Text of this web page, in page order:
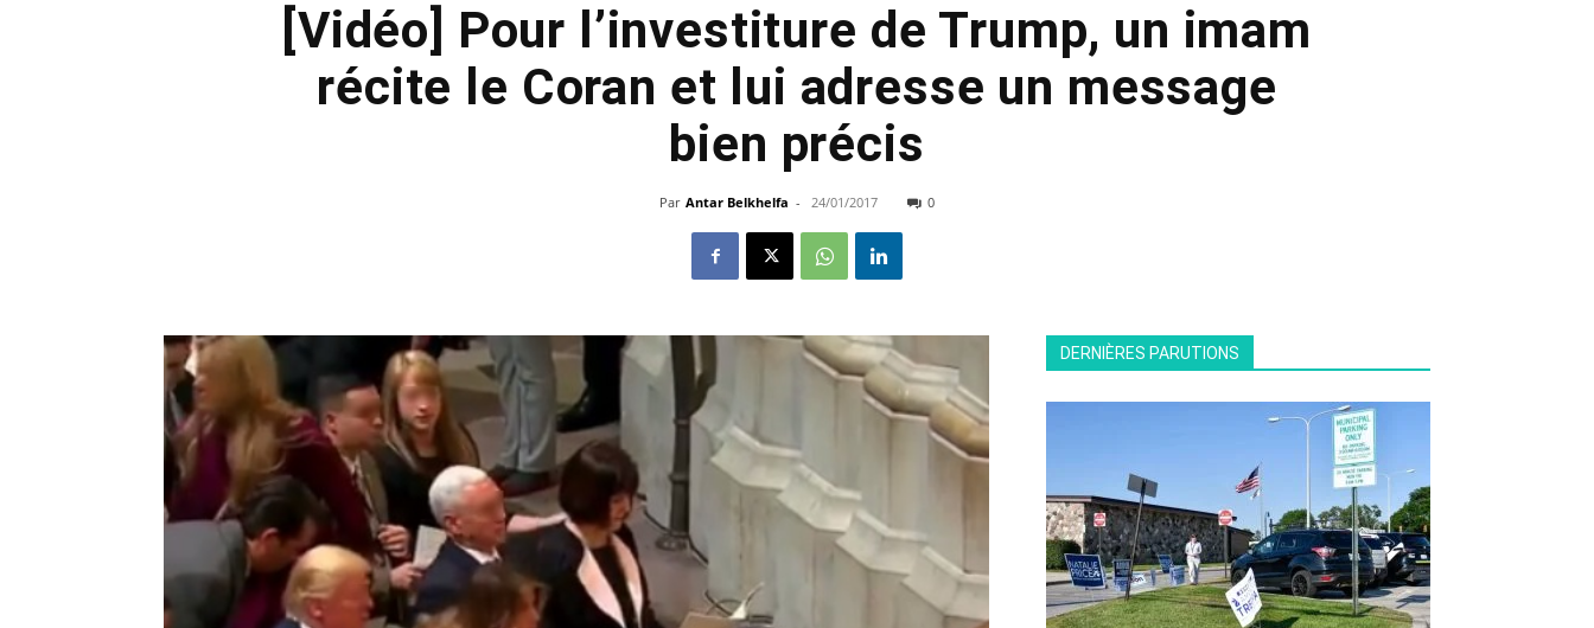
[Vidéo] Pour l’investiture de Trump, un imam
récite le Coran et lui adresse un message
bien précis
Par Antar Belkhelfa - 24/01/2017 0
DERNIÈRES PARUTIONS